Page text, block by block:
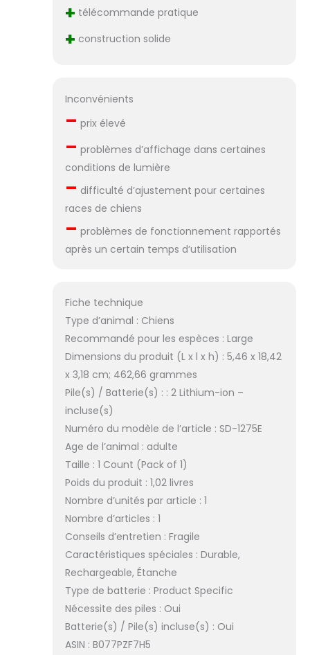
+ télécommande pratique
+ construction solide
Inconvénients
– prix élevé
– problèmes d’affichage dans certaines
conditions de lumière
– difficulté d’ajustement pour certaines
races de chiens
– problèmes de fonctionnement rapportés
après un certain temps d’utilisation
Fiche technique
Type d’animal : Chiens
Recommandé pour les espèces : Large
Dimensions du produit (L x l x h) : 5,46 x 18,42
x 3,18 cm; 462,66 grammes
Pile(s) / Batterie(s) : : 2 Lithium-ion –
incluse(s)
Numéro du modèle de l’article : SD-1275E
Age de l’animal : adulte
Taille : 1 Count (Pack of 1)
Poids du produit : 1,02 livres
Nombre d’unités par article : 1
Nombre d’articles : 1
Conseils d’entretien : Fragile
Caractéristiques spéciales : Durable,
Rechargeable, Étanche
Type de batterie : Product Specific
Nécessite des piles : Oui
Batterie(s) / Pile(s) incluse(s) : Oui
ASIN : B077PZF7H5